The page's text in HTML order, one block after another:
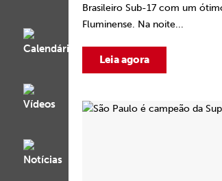
Brasileiro Sub-17 com um
Fluminense. Na noite...
Leia agora